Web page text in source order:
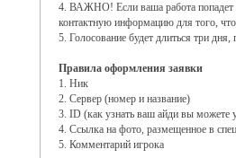
4. ВАЖНО! Если ваша работа попадет
контактную информацию для того,
5. Голосование будет длиться три
Правила оформления заявки
1. Ник
2. Сервер (номер и название)
3. ID (как узнать ваш айди вы можете
4. Ссылка на фото, размещенное в
5. Комментарий игрока